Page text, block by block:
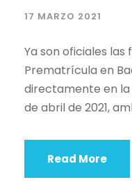
17 MARZO 2021
Ya son oficiales
Prematrícula en
directamente en la
de abril de 2021,
Read More